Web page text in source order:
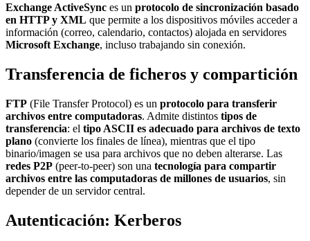
Exchange ActiveSync es un protocolo de sincronización basado
en HTTP y XML que permite a los dispositivos móviles acceder a
información (correo, calendario, contactos) alojada en servidores
Microsoft Exchange, incluso trabajando sin conexión.
Transferencia de ficheros y compartición
FTP (File Transfer Protocol) es un protocolo para transferir
archivos entre computadoras. Admite distintos tipos de
transferencia: el tipo ASCII es adecuado para archivos de texto
plano (convierte los finales de línea), mientras que el tipo
binario/imagen se usa para archivos que no deben alterarse. Las
redes P2P (peer-to-peer) son una tecnología para compartir
archivos entre las computadoras de millones de usuarios, sin
depender de un servidor central.
Autenticación: Kerberos